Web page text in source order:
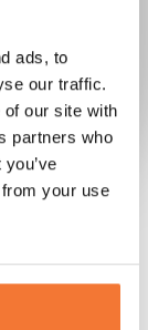
ads, to
our traffic.
our site with
partners who
your use